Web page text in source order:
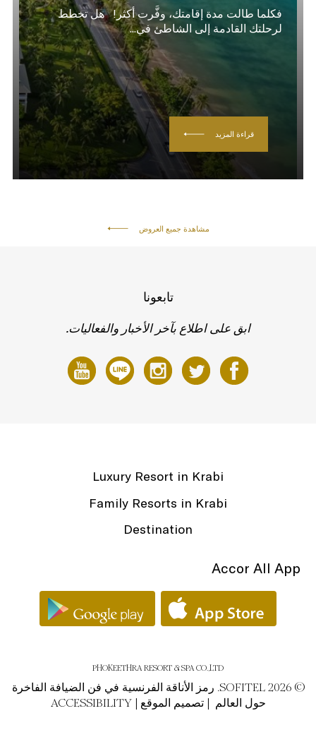
فكلما طالت مدة إقامتك، وفَّرت أكثر! هل تخطط
لرحلتك القادمة إلى الشاطئ في...
قراءة المزيد
مشاهدة جميع العروض
تابعونا
ابق على اطلاع بآخر الأخبار والفعاليات.
Luxury Resort in Krabi
Family Resorts in Krabi
Destination
Accor All App
PHOKEETHRA RESORT & SPA CO.,LTD
© SOFITEL 2026. رمز الأناقة الفرنسية في فن الضيافة الفاخرة
حول العالم |تصميم الموقع |
ACCESSIBILITY